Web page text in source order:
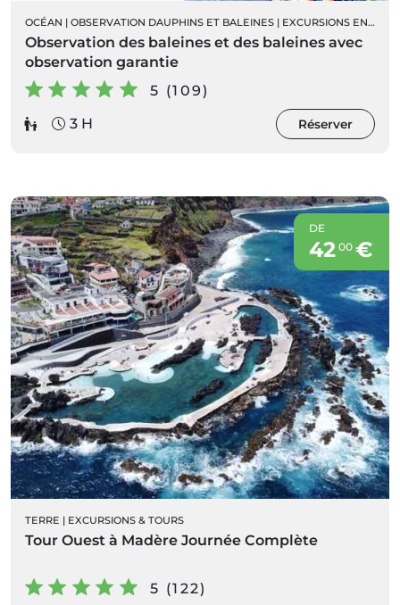
OCÉAN | OBSERVATION DAUPHINS ET BALEINES | EXCURSIONS EN BATEAU
Observation des baleines et des baleines avec
observation garantie
5 (109)
3 H
Réserver
DE
42 00€
TERRE | EXCURSIONS & TOURS
Tour Ouest à Madère Journée Complète
5 (122)